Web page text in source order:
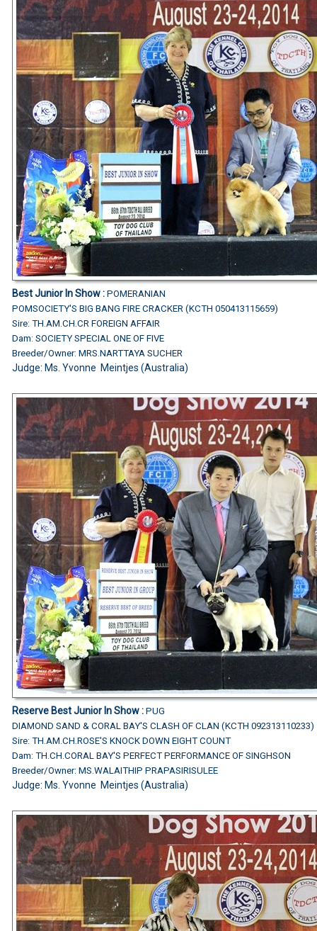
Best Junior In Show : POMERANIAN
POMSOCIETY'S BIG BANG FIRE CRACKER (KCTH 050413115659)
Sire: TH.AM.CH.CR FOREIGN AFFAIR
Dam: SOCIETY SPECIAL ONE OF FIVE
Breeder/Owner: MRS.NARTTAYA SUCHER
Judge: Ms. Yvonne Meintjes (Australia)
Reserve Best Junior In Show : PUG
DIAMOND SAND & CORAL BAY'S CLASH OF CLAN (KCTH 092313110233)
Sire: TH.AM.CH.ROSE'S KNOCK DOWN EIGHT COUNT
Dam: TH.CH.CORAL BAY'S PERFECT PERFORMANCE OF SINGHSON
Breeder/Owner: MS.WALAITHIP PRAPASIRISULEE
Judge: Ms. Yvonne Meintjes (Australia)